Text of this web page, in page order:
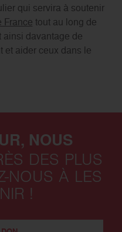
qui servira à soutenir
France tout au long de
ainsi davantage de
et aider ceux dans le
NOUS
DES PLUS
NOUS À LES
!